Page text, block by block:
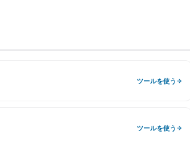
ツールを使う
ツールを使う